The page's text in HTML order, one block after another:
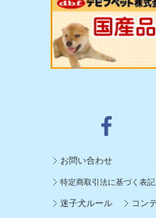
お問い合わせ
特定商取引法に基づく表記
迷子犬ルール コン